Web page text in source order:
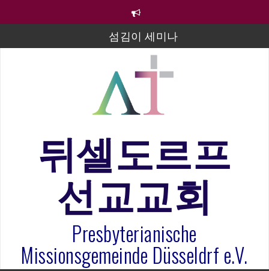
섬김이 세미나
김태희 자매 졸업연주
2023년 어린이 주일 유초등부 발표
라합3 나라 봉헌송
은퇴사-우선화 권사
20260322 주안에 가만히 머물기(요한복음 15:1-17) 손
훈목사
뒤셀도르프
선교교회
Presbyterianische
Missionsgemeinde Düsseldrf e.V.